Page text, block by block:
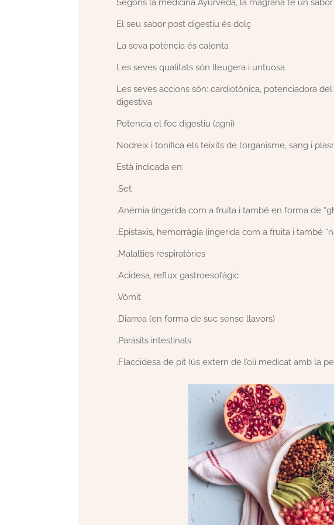
Segons la medicina Ayurveda, la magrana té un
El seu sabor post digestiu és dolç
La seva potència és calenta
Les seves qualitats són lleugera i untuosa
Les seves accions són: cardiotònica, potenciadora
digestiva
Potencia el foc digestiu (agni)
Nodreix i tonifica els teixits de l’organisme, sang i
Està indicada en:
.Set
.Anèmia (ingerida com a fruita i també en forma de
.Epistaxis, hemorràgia (ingerida com a fruita i també
.Malalties respiratòries
.Acidesa, reflux gastroesofàgic
.Vòmit
.Diarrea (en forma de suc sense llavors)
.Paràsits intestinals
.Flaccidesa de pit (ús extern de l’oli medicat amb la